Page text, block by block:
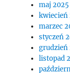
maj 2025
kwiecień
marzec
styczeń
grudzień
listopad